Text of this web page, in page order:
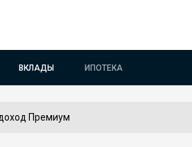
ВКЛАДЫ ИПОТЕКА
Премиум